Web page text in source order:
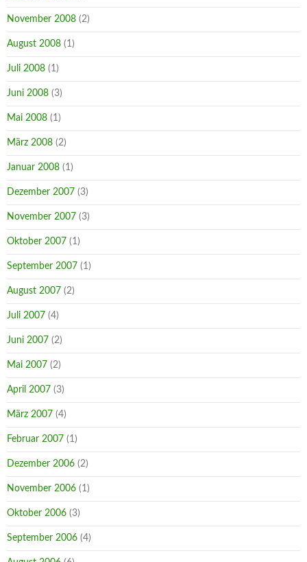
November 2008 (2)
August 2008 (1)
Juli 2008 (1)
Juni 2008 (3)
Mai 2008 (1)
März 2008 (2)
Januar 2008 (1)
Dezember 2007 (3)
November 2007 (3)
Oktober 2007 (1)
September 2007 (1)
August 2007 (2)
Juli 2007 (4)
Juni 2007 (2)
Mai 2007 (2)
April 2007 (3)
März 2007 (4)
Februar 2007 (1)
Dezember 2006 (2)
November 2006 (1)
Oktober 2006 (3)
September 2006 (4)